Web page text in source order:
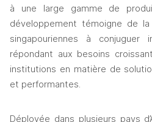
à une large gamme de
développement témoigne de
singapouriennes à conjuguer
répondant aux besoins
institutions en matière de
et performantes.
Déployée dans plusieurs pays